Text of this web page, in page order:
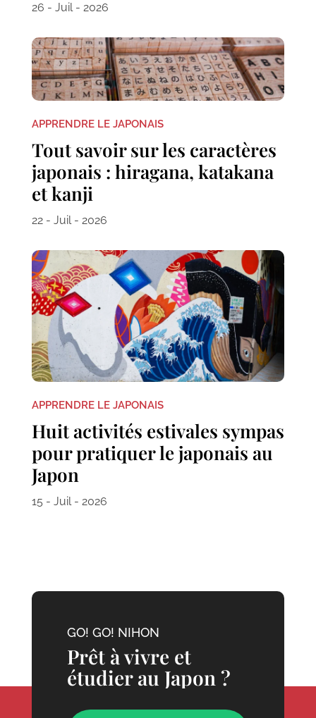
26 - Juil - 2026
APPRENDRE LE JAPONAIS
Tout savoir sur les caractères
japonais : hiragana, katakana
et kanji
22 - Juil - 2026
APPRENDRE LE JAPONAIS
Huit activités estivales sympas
pour pratiquer le japonais au
Japon
15 - Juil - 2026
GO! GO! NIHON
Prêt à vivre et
étudier au Japon ?